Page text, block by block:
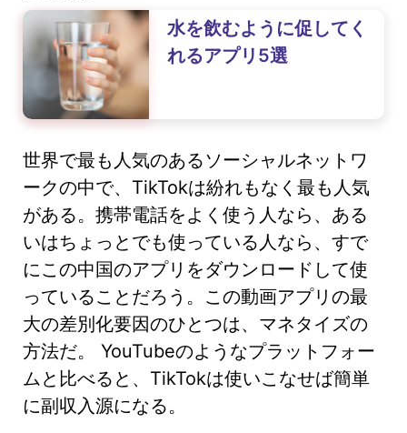
水を飲むように促してく
れるアプリ5選
世界で最も人気のあるソーシャルネットワ
ークの中で、TikTokは紛れもなく最も人気
がある。携帯電話をよく使う人なら、ある
いはちょっとでも使っている人なら、すで
にこの中国のアプリをダウンロードして使
っていることだろう。この動画アプリの最
大の差別化要因のひとつは、マネタイズの
方法だ。 YouTubeのようなプラットフォー
ムと比べると、TikTokは使いこなせば簡単
に副収入源になる。